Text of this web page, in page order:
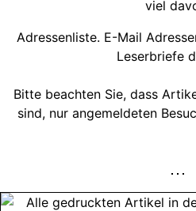
viel
Adressenliste. E-Mail
Leserbriefe
Bitte beachten Sie, dass
sind, nur angemeldeten